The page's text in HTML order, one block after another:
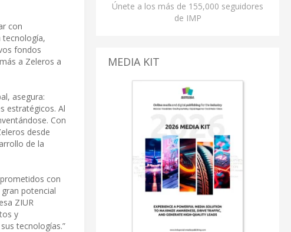
con
tecnología,
fondos
a Zeleros a
asegura:
estratégicos. Al
Con
desde
de la
con
potencial
ZIUR
y
tecnologías.”
Únete a los más de 155,000 seguidores
de IMP
MEDIA KIT